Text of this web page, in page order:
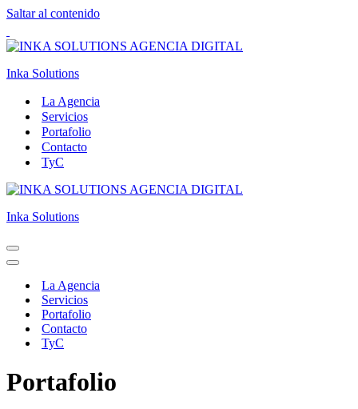
Saltar al contenido
Inka Solutions
La Agencia
Servicios
Portafolio
Contacto
TyC
Inka Solutions
Menú
de
Menú
navegaciónLa Agencia
Servicios
Portafolio
Contacto
TyC
Portafolio